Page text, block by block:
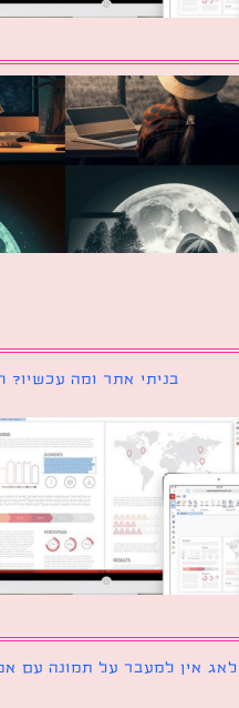
בניתי אתר ומה עכשיו? חשיפה!!
למעבר על תמונה עם אפקטים